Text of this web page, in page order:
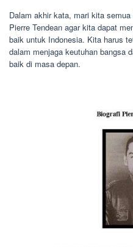
Dalam akhir kata, mari kita
Pierre Tendean agar kita dapat
baik untuk Indonesia. Kita harus
dalam menjaga keutuhan bangsa
baik di masa depan.